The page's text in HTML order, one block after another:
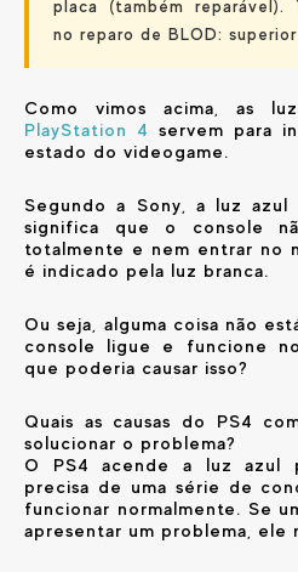
placa (também reparável).
no reparo de BLOD: superior
Como vimos acima, as
PlayStation 4 servem para
estado do videogame.
Segundo a Sony, a luz azul
significa que o console
totalmente e nem entrar no
é indicado pela luz branca.
Ou seja, alguma coisa não
console ligue e funcione
que poderia causar isso?
Quais as causas do PS4
solucionar o problema?
O PS4 acende a luz azul
precisa de uma série de
funcionar normalmente. Se
apresentar um problema, ele